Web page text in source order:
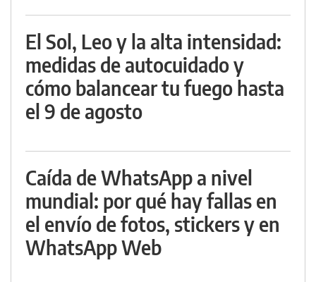
El Sol, Leo y la alta intensidad:
medidas de autocuidado y
cómo balancear tu fuego hasta
el 9 de agosto
Caída de WhatsApp a nivel
mundial: por qué hay fallas en
el envío de fotos, stickers y en
WhatsApp Web